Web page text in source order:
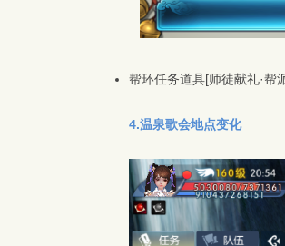
帮环任务道具[师徒献礼·帮
4.温泉歌会地点变化